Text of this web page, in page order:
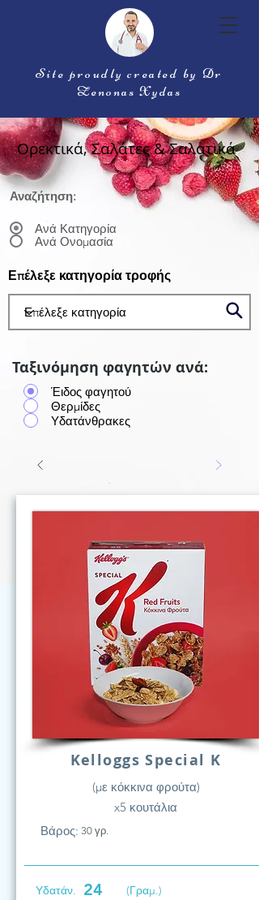
Site proudly created by Dr
Zenonas Xydas
Ορεκτικά, Σαλάτες & Σαλατικά
Αναζήτηση:
Ανά Κατηγορία
Ανά Ονομασία
Επέλεξε κατηγορία τροφής
Ταξινόμηση φαγητών ανά:
Έιδος φαγητού
Θερμίδες
Υδατάνθρακες
Kelloggs Special K
(με κόκκινα φρούτα)
x5 κουτάλια
Βάρος: 30 γρ.
Υδατάν. 24 (Γραμ.)